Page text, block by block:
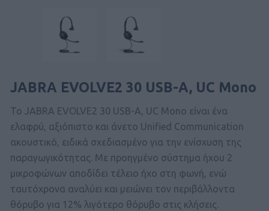
JABRA EVOLVE2 30 USB-A, UC Mono
Το JABRA EVOLVE2 30 USB-A, UC Mono είναι ένα
ελαφρύ, αξιόπιστο και άνετο Unified Communication
ακουστικό, ειδικά σχεδιασμένο για την ενίσχυση της
παραγωγικότητας. Με προηγμένο σύστημα ήχου 2
μικροφώνων αποδίδει τέλειο ήχο στη φωνή, ενώ
ταυτόχρονα αναλύει και μειώνει τον περιβάλλοντα
θόρυβο για 12% λιγότερο θόρυβο στις κλήσεις.